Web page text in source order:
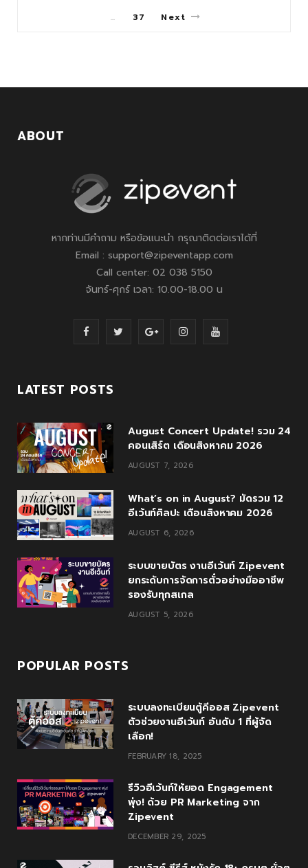
… 37 Next
ABOUT
หากท่านมีคำถาม หรือข้อแนะนำ กรุณาติดต่อเราได้ที่
Email : support@zipeventapp.com
Call center: 02 038 5150
จันทร์-ศุกร์ เวลา: 10.00-18.00 น
F
c
b
o
k
G
l
l
u
s
I
a
a
m
Y
u
LATEST POSTS
August Concert Update! รวม 24
คอนเสิร์ต เดือนสิงหาคม 2026
AUGUST 7, 2026
What’s on in August? มัดรวม 12
อีเว้นท์ศิลปะ เดือนสิงหาคม 2026
AUGUST 6, 2026
ระบบขายบัตร งานอีเว้นท์ Zipevent
ยกระดับการจัดการตั๋วอย่างมืออาชีพ
รองรับทุกสเกล
AUGUST 5, 2026
POPULAR POSTS
ระบบลงทะเบียนตู้คีออส Zipevent
ตัวช่วยงานอีเว้นท์ อันดับ 1 ที่ผู้จัด
เลือก!
FEBRUARY 18, 2025
รีวิวอีเว้นท์ให้ยอด Engagement
พุ่ง! ด้วย PR Marketing จาก
Zipevent
DECEMBER 29, 2025